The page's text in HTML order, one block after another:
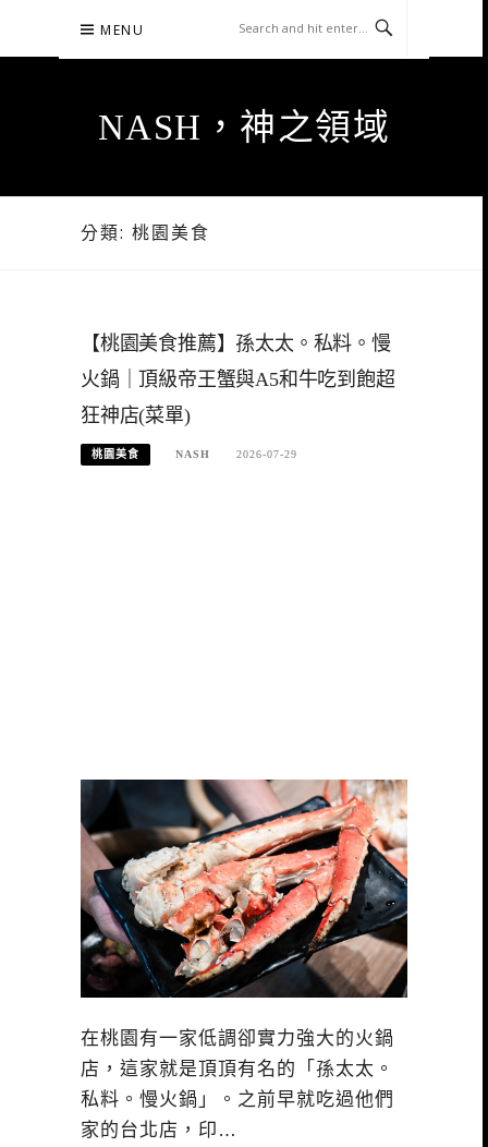
content
MENU
NASH，神之領域
分類: 桃園美食
【桃園美食推薦】孫太太。私料。慢
火鍋｜頂級帝王蟹與A5和牛吃到飽超
狂神店(菜單)
桃園美食 NASH 2026-07-29
在桃園有一家低調卻實力強大的火鍋
店，這家就是頂頂有名的「孫太太。
私料。慢火鍋」。之前早就吃過他們
家的台北店，印…